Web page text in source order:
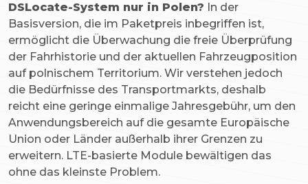
DSLocate-System nur in Polen? In der
Basisversion, die im Paketpreis inbegriffen ist,
ermöglicht die Überwachung die freie Überprüfung
der Fahrhistorie und der aktuellen Fahrzeugposition
auf polnischem Territorium. Wir verstehen jedoch
die Bedürfnisse des Transportmarkts, deshalb
reicht eine geringe einmalige Jahresgebühr, um den
Anwendungsbereich auf die gesamte Europäische
Union oder Länder außerhalb ihrer Grenzen zu
erweitern. LTE-basierte Module bewältigen das
ohne das kleinste Problem.